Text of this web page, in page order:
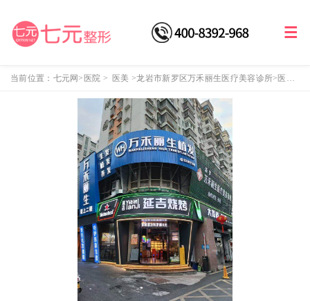
当前位置： 七元网>医院 > 医美 >龙岩市新罗区万禾丽生医疗美容诊所>医院